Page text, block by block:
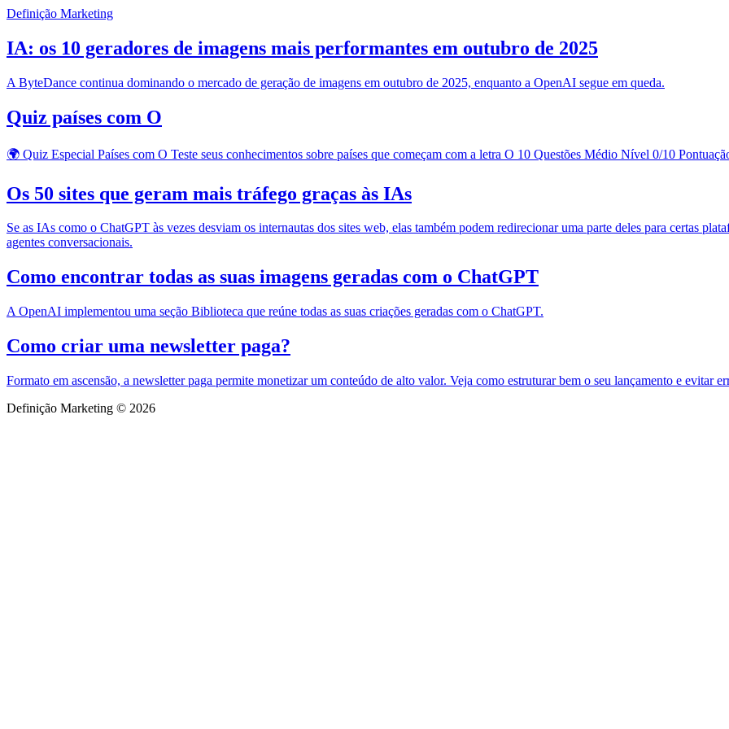
Definição Marketing
IA: os 10 geradores de imagens mais performantes em outubro de 2025
A ByteDance continua dominando o mercado de geração de imagens em outubro de 2025, enquanto a OpenAI segue em queda.
Quiz países com O
🌍 Quiz Especial Países com O Teste seus conhecimentos sobre países que começam com a letra O 10 Questões Médio Nível 0/10
Os 50 sites que geram mais tráfego graças às IAs
Se as IAs como o ChatGPT às vezes desviam os internautas dos sites web, elas também podem redirecionar uma parte deles para certas
agentes conversacionais.
Como encontrar todas as suas imagens geradas com o ChatGPT
A OpenAI implementou uma seção Biblioteca que reúne todas as suas criações geradas com o ChatGPT.
Como criar uma newsletter paga?
Formato em ascensão, a newsletter paga permite monetizar um conteúdo de alto valor. Veja como estruturar bem o seu lançamento e evitar
Definição Marketing © 2026